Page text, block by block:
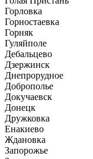
Горловка
Горностаевка
Горняк
Гуляйполе
Дебальцево
Дзержинск
Днепрорудное
Доброполье
Докучаевск
Донецк
Дружковка
Енакиево
Ждановка
Запорожье